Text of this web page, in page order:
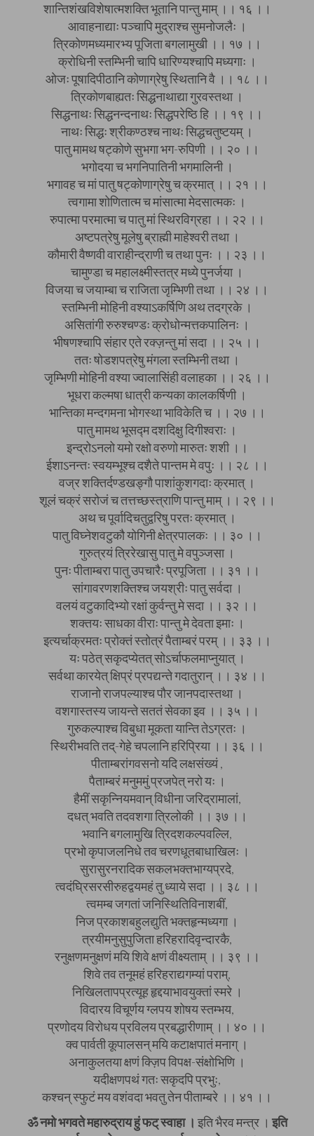
शान्तिशंखविशेषात्मशक्ति भूतानि पान्तु माम् ।। १६ ।।
आवाहनाद्याः पञ्चापि मुद्राश्च सुमनोजलैः ।
त्रिकोणमध्यमारभ्य पूजिता बगलामुखी ।। १७ ।।
क्रोधिनी स्तम्भिनी चापि धारिण्यश्चापि मध्यगाः ।
ओजः पूषादिपीठानि कोणाग्रेषु स्थितानि वै ।। १८ ।।
त्रिकोणबाह्यतः सिद्धनाथाद्या गुरवस्तथा ।
सिद्धनाथः सिद्धनन्दनाथः सिद्धपरेष्ठि हि ।। १९ ।।
नाथः सिद्धः श्रीकण्ठश्च नाथः सिद्धचतुष्टयम् ।
पातु मामथ षट्कोणे सुभगा भग-रुपिणी ।। २० ।।
भगोदया च भगनिपातिनी भगमालिनी ।
भगावह च मां पातु षट्कोणाग्रेषु च क्रमात् ।। २१ ।।
त्वगामा शोणितात्म च मांसात्मा मेदसात्मकः ।
रुपात्मा परमात्मा च पातु मां स्थिरविग्रहा ।। २२ ।।
अष्टपत्रेषु मूलेषु ब्राह्मी माहेश्वरी तथा ।
कौमारी वैष्णवी वाराहीन्द्राणी च तथा पुनः ।। २३ ।।
चामुण्डा च महालक्ष्मीस्तत्र मध्ये पुनर्जया ।
विजया च जयाम्बा च राजिता जृम्भिणी तथा ।। २४ ।।
स्तम्भिनी मोहिनी वश्याऽकर्षिणि अथ तदग्रके ।
असितांगी रुरुश्चण्डः क्रोधोन्मत्तकपालिनः ।
भीषणश्चापि संहार एते रक्ज़न्तु मां सदा ।। २५ ।।
ततः षोडशपत्रेषु मंगला स्तम्भिनी तथा ।
जृम्भिणी मोहिनी वश्या ज्वालासिंही वलाहका ।। २६ ।।
भूधरा कल्मषा धात्री कन्यका कालकर्षिणी ।
भान्तिका मन्दगमना भोगस्था भाविकेति च ।। २७ ।।
पातु मामथ भूसद्म दशदिक्षु दिगीश्वराः ।
इन्द्रोऽनलो यमो रक्षो वरुणो मारुतः शशी ।।
ईशाऽनन्तः स्वयम्भूश्च दशैते पान्तम मे वपुः ।। २८ ।।
वज्र शक्तिर्दण्डखङ्गौ पाशांकुशगदाः क्रमात् ।
शूलं चक्रं सरोजं च तत्तच्छस्त्राणि पान्तु माम् ।। २९ ।।
अथ च पूर्वादिचतुद्वरिषु परतः क्रमात् ।
पातु विघ्नेशवटुकौ योगिनी क्षेत्रपालकः ।। ३० ।।
गुरुत्रयं त्रिरेखासु पातु मे वपुञ्जसा ।
पुनः पीताम्बरा पातु उपचारैः प्रपूजिता ।। ३१ ।।
सांगावरणशक्तिश्च जयश्रीः पातु सर्वदा ।
वलयं वटुकादिभ्यो रक्षां कुर्वन्तु मे सदा ।। ३२ ।।
शक्तयः साधका वीराः पान्तु मे देवता इमाः ।
इत्यर्चाक्रमतः प्रोक्तं स्तोत्रं पैताम्बरं परम् ।। ३३ ।।
यः पठेत् सकृदप्येतत् सोऽर्चाफलमाप्नुयात् ।
सर्वथा कारयेत् क्षिप्रं प्रपद्यन्ते गदातुरान् ।। ३४ ।।
राजानो राजपल्याश्च पौर जानपदास्तथा ।
वशगास्तस्य जायन्ते सततं सेवका इव ।। ३५ ।।
गुरुकल्पाश्च विबुधा मूकता यान्ति तेऽग्रतः ।
स्थिरीभवति तद्-गेहे चपलानि हरिप्रिया ।। ३६ ।।
पीताम्बरांगवसनो यदि लक्षसंख्यं ,
पैताम्बरं मनुममुं प्रजपेत् नरो यः ।
हैमीं सकृन्नियमवान् विधीना जरिद्रामालां,
दधत् भवति तदवशगा त्रिलोकी ।। ३७ ।।
भवानि बगलामुखि त्रिदशकल्पवल्लि,
प्रभो कृपाजलनिधे तव चरणधूतबाधाखिलः ।
सुरासुरनरादिक सकलभक्तभाग्यप्रदे,
त्वदंघ्रिसरसीरुहद्वयमहं तु ध्याये सदा ।। ३८ ।।
त्वमम्ब जगतां जनिस्थितिविनाशबीं,
निज प्रकाशबहुलद्युति भक्तहृन्मध्यगा ।
त्रयीमनुसुपुजिता हरिहरादिवृन्दारकै,
रनुक्षणमनुक्षणं मयि शिवे क्षणं वीक्ष्यताम् ।। ३९ ।।
शिवे तव तनूमहं हरिहराद्यगम्यां पराम्,
निखिलतापप्रत्यूह हृद्दयाभावयुक्तां स्मरे ।
विदारय विचूर्णय ग्लपय शोषय स्तम्भय,
प्रणोदय विरोधय प्रविलय प्रबद्धारीणाम् ।। ४० ।।
क्व पार्वती कूपालसन् मयि कटाक्षपातं मनाग् ।
अनाकुलतया क्षणं क्ज़िप विपक्ष-संक्षोभिणि ।
यदीक्षणपथं गतः सकृदपि प्रभुः,
कश्चन् स्फुटं मय वशंवदा भवतु तेन पीताम्बरे ।। ४१ ।।
ॐ नमो भगवते महारुद्राय हुं फट् स्वाहा । इति भैरव मन्त्र । इति